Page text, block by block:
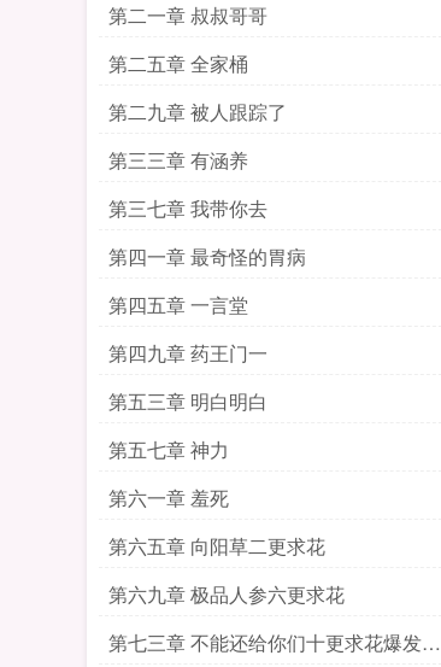
第二一章 叔叔哥哥
第二五章 全家桶
第二九章 被人跟踪了
第三三章 有涵养
第三七章 我带你去
第四一章 最奇怪的胃病
第四五章 一言堂
第四九章 药王门一
第五三章 明白明白
第五七章 神力
第六一章 羞死
第六五章 向阳草二更求花
第六九章 极品人参六更求花
第七三章 不能还给你们十更求花爆发继